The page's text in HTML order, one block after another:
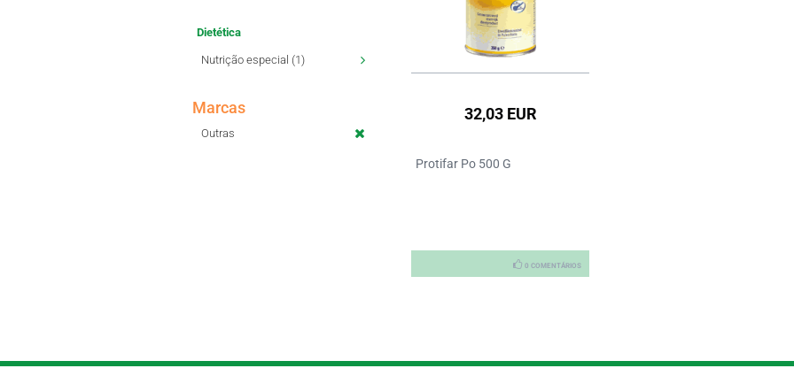
Dietética
Nutrição especial (1)
Marcas
Outras
32,03 EUR
Protifar Po 500 G
0 COMENTÁRIOS